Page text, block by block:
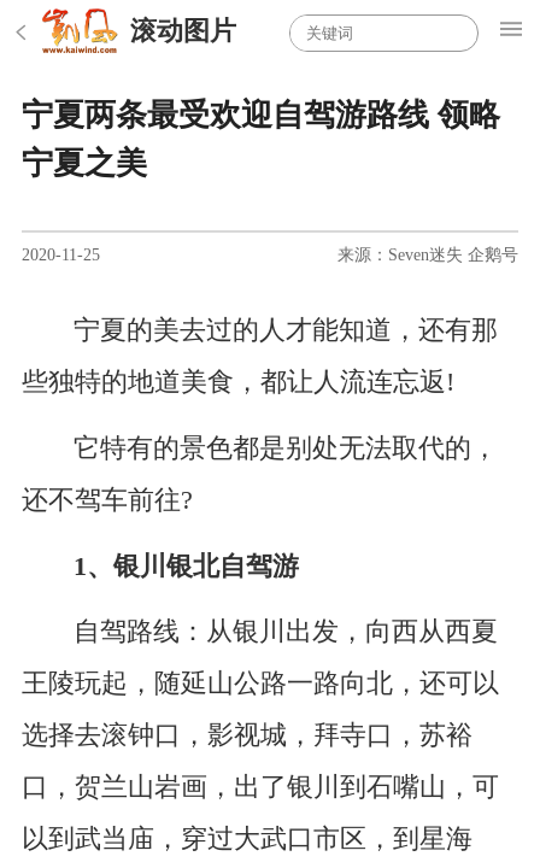
滚动图片
宁夏两条最受欢迎自驾游路线 领略
宁夏之美
2020-11-25 来源：Seven迷失 企鹅号
宁夏的美去过的人才能知道，还有那
些独特的地道美食，都让人流连忘返!
它特有的景色都是别处无法取代的，
还不驾车前往?
1、银川银北自驾游
自驾路线：从银川出发，向西从西夏
王陵玩起，随延山公路一路向北，还可以
选择去滚钟口，影视城，拜寺口，苏裕
口，贺兰山岩画，出了银川到石嘴山，可
以到武当庙，穿过大武口市区，到星海